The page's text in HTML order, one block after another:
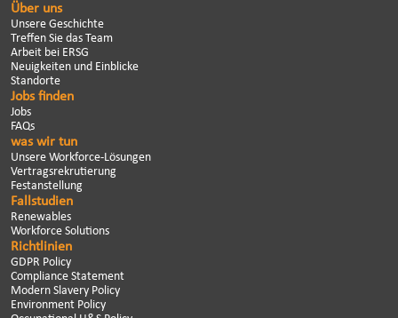
Über uns
Unsere Geschichte
Treffen Sie das Team
Arbeit bei ERSG
Neuigkeiten und Einblicke
Standorte
Jobs finden
Jobs
FAQs
was wir tun
Unsere Workforce-Lösungen
Vertragsrekrutierung
Festanstellung
Fallstudien
Renewables
Workforce Solutions
Richtlinien
GDPR Policy
Compliance Statement
Modern Slavery Policy
Environment Policy